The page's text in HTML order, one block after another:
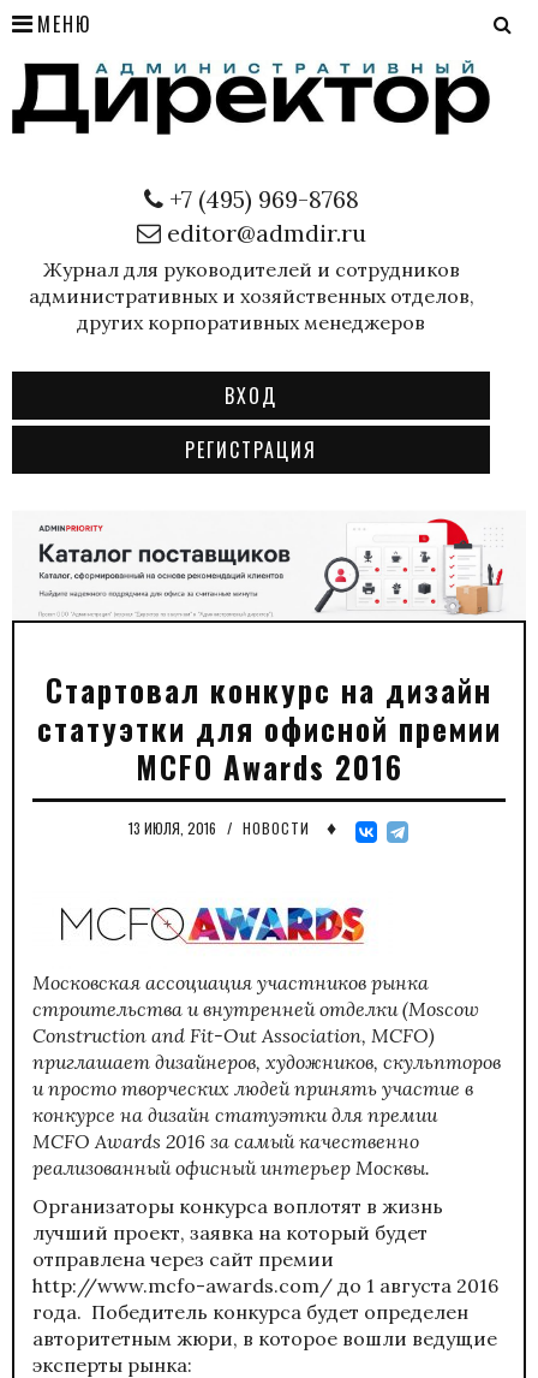
МЕНЮ
+7 (495) 969-8768
editor@admdir.ru
Журнал для руководителей и сотрудников
административных и хозяйственных отделов,
других корпоративных менеджеров
ВХОД
РЕГИСТРАЦИЯ
Стартовал конкурс на дизайн
статуэтки для офисной премии
MCFO Awards 2016
13 ИЮЛЯ, 2016 / НОВОСТИ ♦
Московская ассоциация участников рынка
строительства и внутренней отделки (Moscow
Construction and Fit-Out Association, MCFO)
приглашает дизайнеров, художников, скульпторов
и просто творческих людей принять участие в
конкурсе на дизайн статуэтки для премии
MCFO Awards 2016 за самый качественно
реализованный офисный интерьер Москвы.
Организаторы конкурса воплотят в жизнь
лучший проект, заявка на который будет
отправлена через сайт премии
http://www.mcfo-awards.com/ до 1 августа 2016
года. Победитель конкурса будет определен
авторитетным жюри, в которое вошли ведущие
эксперты рынка: